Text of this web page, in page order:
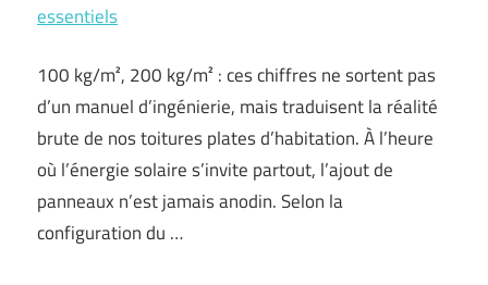
essentiels
100 kg/m², 200 kg/m² : ces chiffres ne sortent pas
d’un manuel d’ingénierie, mais traduisent la réalité
brute de nos toitures plates d’habitation. À l’heure
où l’énergie solaire s’invite partout, l’ajout de
panneaux n’est jamais anodin. Selon la
configuration du …